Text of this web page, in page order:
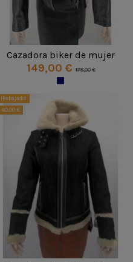
Cazadora biker de mujer
149,00 €178,00 €
¡Rebajado!
-60,00 €